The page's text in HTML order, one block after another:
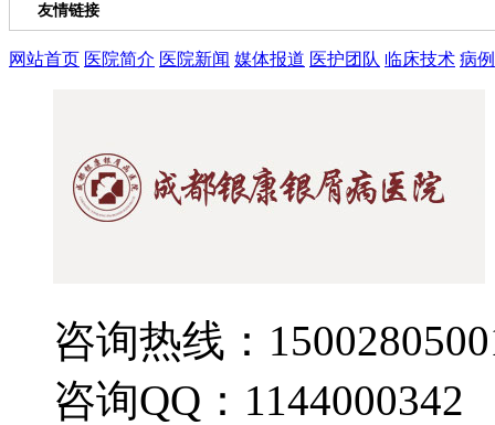
友情链接
网站首页 医院简介 医院新闻 媒体报道 医护团队 临床技术 病
咨询热线：
咨询QQ：1144000342